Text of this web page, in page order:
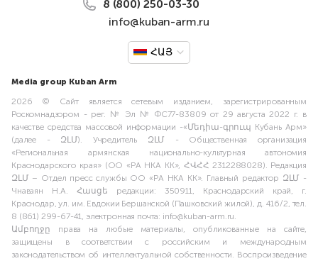
8 (800) 250-03-30
info@kuban-arm.ru
ՀԱՅ
Media group Kuban Arm
2026 © Сайт является сетевым изданием, зарегистрированным
Роскомнадзором - рег. № Эл № ФС77-83809 от 29 августа 2022 г. в
качестве средства массовой информации -«Մեդիա-գրուպ Кубань Арм»
(далее - ԶԼՄ). Учредитель ԶԼՄ - Общественная организация
«Региональная армянская национально-культурная автономия
Краснодарского края» (ОО «РА НКА КК», ՀՎՀՀ 2312288028). Редакция
ԶԼՄ – Отдел пресс службы ОО «РА НКА КК». Главный редактор ԶԼՄ -
Чнаваян Н.А. Հասցե редакции: 350911, Краснодарский край, г.
Краснодар, ул. им. Евдокии Бершанской (Пашковский жилой), д. 416/2, тел.
8 (861) 299-67-41, электронная почта: info@kuban-arm.ru.
Ամբողջը права на любые материалы, опубликованные на сайте,
защищены в соответствии с российским и международным
законодательством об интеллектуальной собственности. Воспроизведение